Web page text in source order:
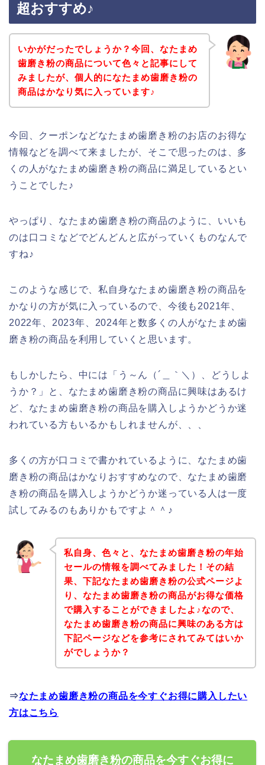
超おすすめ♪
いかがだったでしょうか？今回、なたまめ
歯磨き粉の商品について色々と記事にして
みましたが、個人的になたまめ歯磨き粉の
商品はかなり気に入っています♪
今回、クーポンなどなたまめ歯磨き粉のお店のお得な
情報などを調べて来ましたが、そこで思ったのは、多
くの人がなたまめ歯磨き粉の商品に満足しているとい
うことでした♪
やっぱり、なたまめ歯磨き粉の商品のように、いいも
のは口コミなどでどんどんと広がっていくものなんで
すね♪
このような感じで、私自身なたまめ歯磨き粉の商品を
かなりの方が気に入っているので、今後も2021年、
2022年、2023年、2024年と数多くの人がなたまめ歯
磨き粉の商品を利用していくと思います。
もしかしたら、中には「う～ん（´＿｀＼）、どうしよ
うか？」と、なたまめ歯磨き粉の商品に興味はあるけ
ど、なたまめ歯磨き粉の商品を購入しようかどうか迷
われている方もいるかもしれませんが、、、
多くの方が口コミで書かれているように、なたまめ歯
磨き粉の商品はかなりおすすめなので、なたまめ歯磨
き粉の商品を購入しようかどうか迷っている人は一度
試してみるのもありかもですよ＾＾♪
私自身、色々と、なたまめ歯磨き粉の年始
セールの情報を調べてみました！その結
果、下記なたまめ歯磨き粉の公式ページよ
り、なたまめ歯磨き粉の商品がお得な価格
で購入することができましたよ♪なので、
なたまめ歯磨き粉の商品に興味のある方は
下記ページなどを参考にされてみてはいか
がでしょうか？
⇒なたまめ歯磨き粉の商品を今すぐお得に購入したい
方はこちら
なたまめ歯磨き粉の商品を今すぐお得に